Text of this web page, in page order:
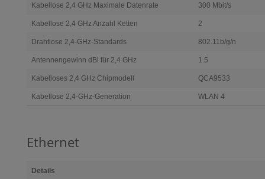
Kabellose 2,4 GHz Maximale Datenrate 300 Mbit/s
Kabellose 2,4 GHz Anzahl Ketten 2
Drahtlose 2,4-GHz-Standards 802.11b/g/n
Antennengewinn dBi für 2,4 GHz 1.5
Kabelloses 2,4 GHz Chipmodell QCA9533
Kabellose 2,4-GHz-Generation WLAN 4
Ethernet
Details